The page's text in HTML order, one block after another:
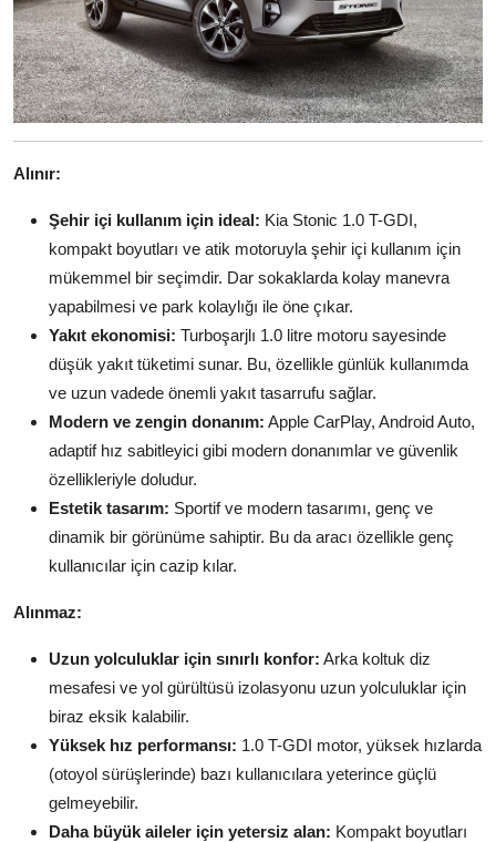
Alınır:
Şehir içi kullanım için ideal: Kia Stonic 1.0 T-GDI,
kompakt boyutları ve atik motoruyla şehir içi kullanım için
mükemmel bir seçimdir. Dar sokaklarda kolay manevra
yapabilmesi ve park kolaylığı ile öne çıkar.
Yakıt ekonomisi: Turboşarjlı 1.0 litre motoru sayesinde
düşük yakıt tüketimi sunar. Bu, özellikle günlük kullanımda
ve uzun vadede önemli yakıt tasarrufu sağlar.
Modern ve zengin donanım: Apple CarPlay, Android Auto,
adaptif hız sabitleyici gibi modern donanımlar ve güvenlik
özellikleriyle doludur.
Estetik tasarım: Sportif ve modern tasarımı, genç ve
dinamik bir görünüme sahiptir. Bu da aracı özellikle genç
kullanıcılar için cazip kılar.
Alınmaz:
Uzun yolculuklar için sınırlı konfor: Arka koltuk diz
mesafesi ve yol gürültüsü izolasyonu uzun yolculuklar için
biraz eksik kalabilir.
Yüksek hız performansı: 1.0 T-GDI motor, yüksek hızlarda
(otoyol sürüşlerinde) bazı kullanıcılara yeterince güçlü
gelmeyebilir.
Daha büyük aileler için yetersiz alan: Kompakt boyutları